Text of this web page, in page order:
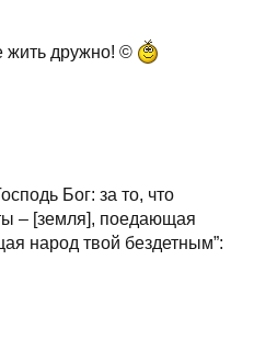
жить дружно! ©
Бог: за то, что
– [земля], поедающая
народ твой бездетным”: